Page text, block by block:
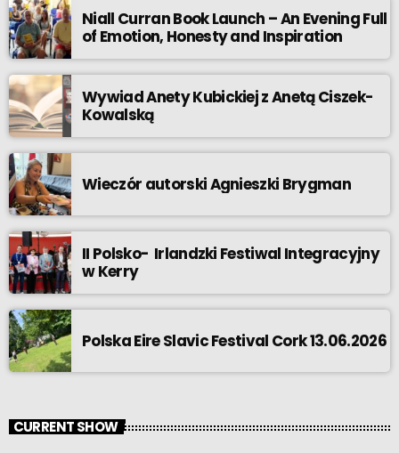
Niall Curran Book Launch – An Evening Full
of Emotion, Honesty and Inspiration
Wywiad Anety Kubickiej z Anetą Ciszek-
Kowalską
Wieczór autorski Agnieszki Brygman
II Polsko- Irlandzki Festiwal Integracyjny
w Kerry
Polska Eire Slavic Festival Cork 13.06.2026
CURRENT SHOW